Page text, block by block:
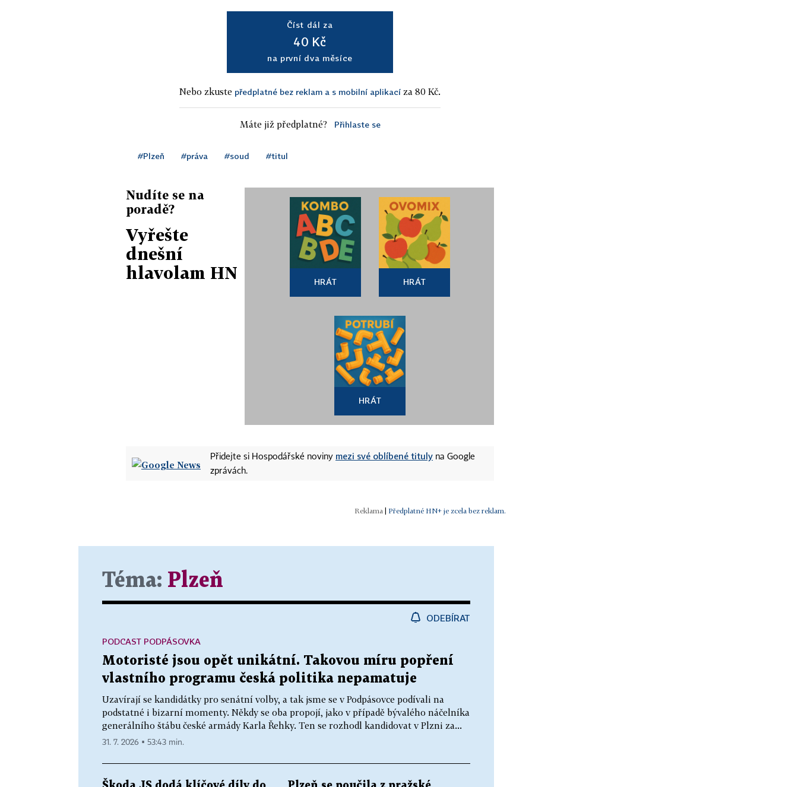
Číst dál za
40 Kč
na první dva měsíce
Nebo zkuste předplatné bez reklam a s mobilní aplikací za 80 Kč.
Máte již předplatné? Přihlaste se
#Plzeň #práva #soud #titul
Nudíte se na
poradě?
Vyřešte
dnešní
hlavolam HN
HRÁT HRÁT
HRÁT
Přidejte si Hospodářské noviny mezi své oblíbené tituly na Google
zprávách.
| Předplatné HN+ je zcela bez reklam.
Téma: Plzeň
ODEBÍRAT
Motoristé jsou opět unikátní. Takovou míru popření
vlastního programu česká politika nepamatuje
Uzavírají se kandidátky pro senátní volby, a tak jsme se v Podpásovce podívali na
podstatné i bizarní momenty. Někdy se oba propojí, jako v případě bývalého náčelníka
generálního štábu české armády Karla Řehky. Ten se rozhodl kandidovat v Plzni za...
PODCAST PODPÁSOVKA
31. 7. 2026 ▪ 53:43 min.